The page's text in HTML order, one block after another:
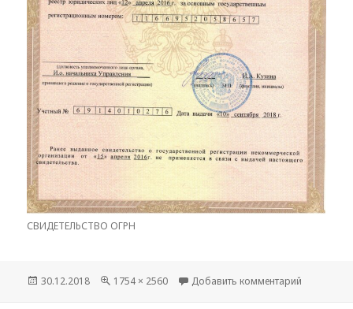
СВИДЕТЕЛЬСТВО ОГРН
Опубликовано
30.12.2018
Полный
1754 × 2560 Добавить комментарий